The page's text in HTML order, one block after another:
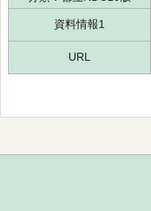
資料情報1
URL